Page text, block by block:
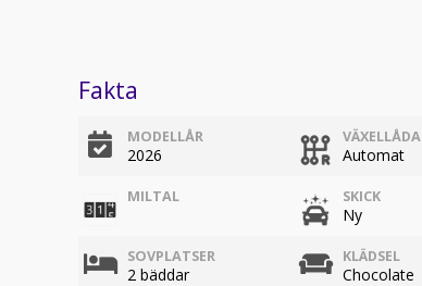
Fakta
MODELLÅR
2026
VÄXELLÅDA
Automat
MILTAL SKICK
Ny
SOVPLATSER
2 bäddar
KLÄDSEL
Chocolate